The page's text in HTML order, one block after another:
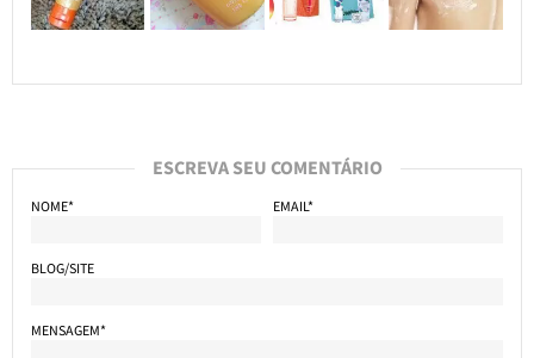
ESCREVA SEU COMENTÁRIO
NOME* EMAIL*
BLOG/SITE
MENSAGEM*